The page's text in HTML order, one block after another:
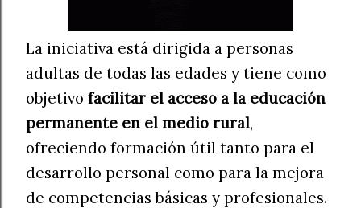
La iniciativa está dirigida a personas
adultas de todas las edades y tiene como
objetivo facilitar el acceso a la educación
permanente en el medio rural,
ofreciendo formación útil tanto para el
desarrollo personal como para la mejora
de competencias básicas y profesionales.